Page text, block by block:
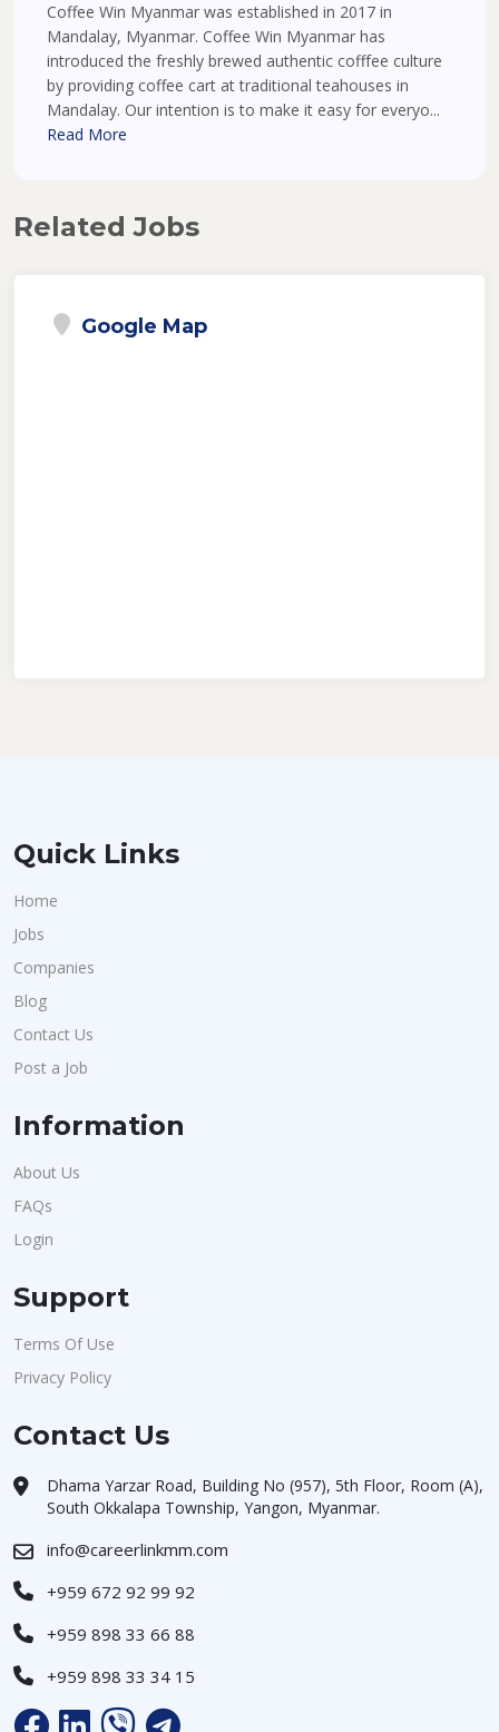
Coffee Win Myanmar was established in 2017 in
Mandalay, Myanmar. Coffee Win Myanmar has
introduced the freshly brewed authentic cofffee culture
by providing coffee cart at traditional teahouses in
Mandalay. Our intention is to make it easy for everyo...
Read More
Related Jobs
Google Map
Quick Links
Home
Jobs
Companies
Blog
Contact Us
Post a Job
Information
About Us
FAQs
Login
Support
Terms Of Use
Privacy Policy
Contact Us
Dhama Yarzar Road, Building No (957), 5th Floor, Room (A),
South Okkalapa Township, Yangon, Myanmar.
info@careerlinkmm.com
+959 672 92 99 92
+959 898 33 66 88
+959 898 33 34 15